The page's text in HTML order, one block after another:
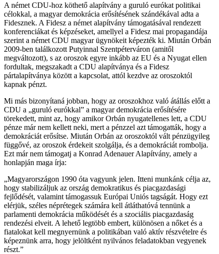
A német CDU-hoz köthető alapítvány a guruló eurókat politikai
célokkal, a magyar demokrácia erősítésének szándékával adta a
Fidesznek. A Fidesz a német alapítvány támogatásával rendezett
konferenciákat és képzéseket, amellyel a Fidesz mai propagandája
szerint a német CDU magyar ügynökeit képezték ki. Miután Orbán
2009-ben találkozott Putyinnal Szentpéterváron (amitől
megváltozott), s az oroszok egyre inkább az EU és a Nyugat ellen
fordultak, megszakadt a CDU alapítványa és a Fidesz
pártalapítványa között a kapcsolat, attól kezdve az oroszoktól
kapnak pénzt.
Mi más bizonyítaná jobban, hogy az oroszokhoz való átállás előtt a
CDU a „guruló eurókkal” a magyar demokrácia erősítésére
törekedett, mint az, hogy amikor Orbán nyugatellenes lett, a CDU
pénze már nem kellett neki, mert a pénzzel azt támogatták, hogy a
demokráciát erősítse. Miután Orbán az oroszoktól vált pénzügyileg
függővé, az oroszok érdekeit szolgálja, és a demokráciát rombolja.
Ezt már nem támogatj a Konrad Adenauer Alapítvány, amely a
honlapján maga írja:
„Magyarországon 1990 óta vagyunk jelen. Itteni munkánk célja az,
hogy stabilizáljuk az ország demokratikus és piacgazdasági
fejlődését, valamint támogassuk Európai Uniós tagságát. Hogy ezt
elérjük, széles néprétegek számára kell átláthatóvá tennünk a
parlamenti demokrácia működését és a szociális piacgazdaság
rendezési elveit. A lehető legtöbb embert, különösen a nőket és a
fiatalokat kell megnyernünk a politikában való aktív részvételre és
képeznünk arra, hogy jelöltként nyilvános feladatokban vegyenek
részt.”